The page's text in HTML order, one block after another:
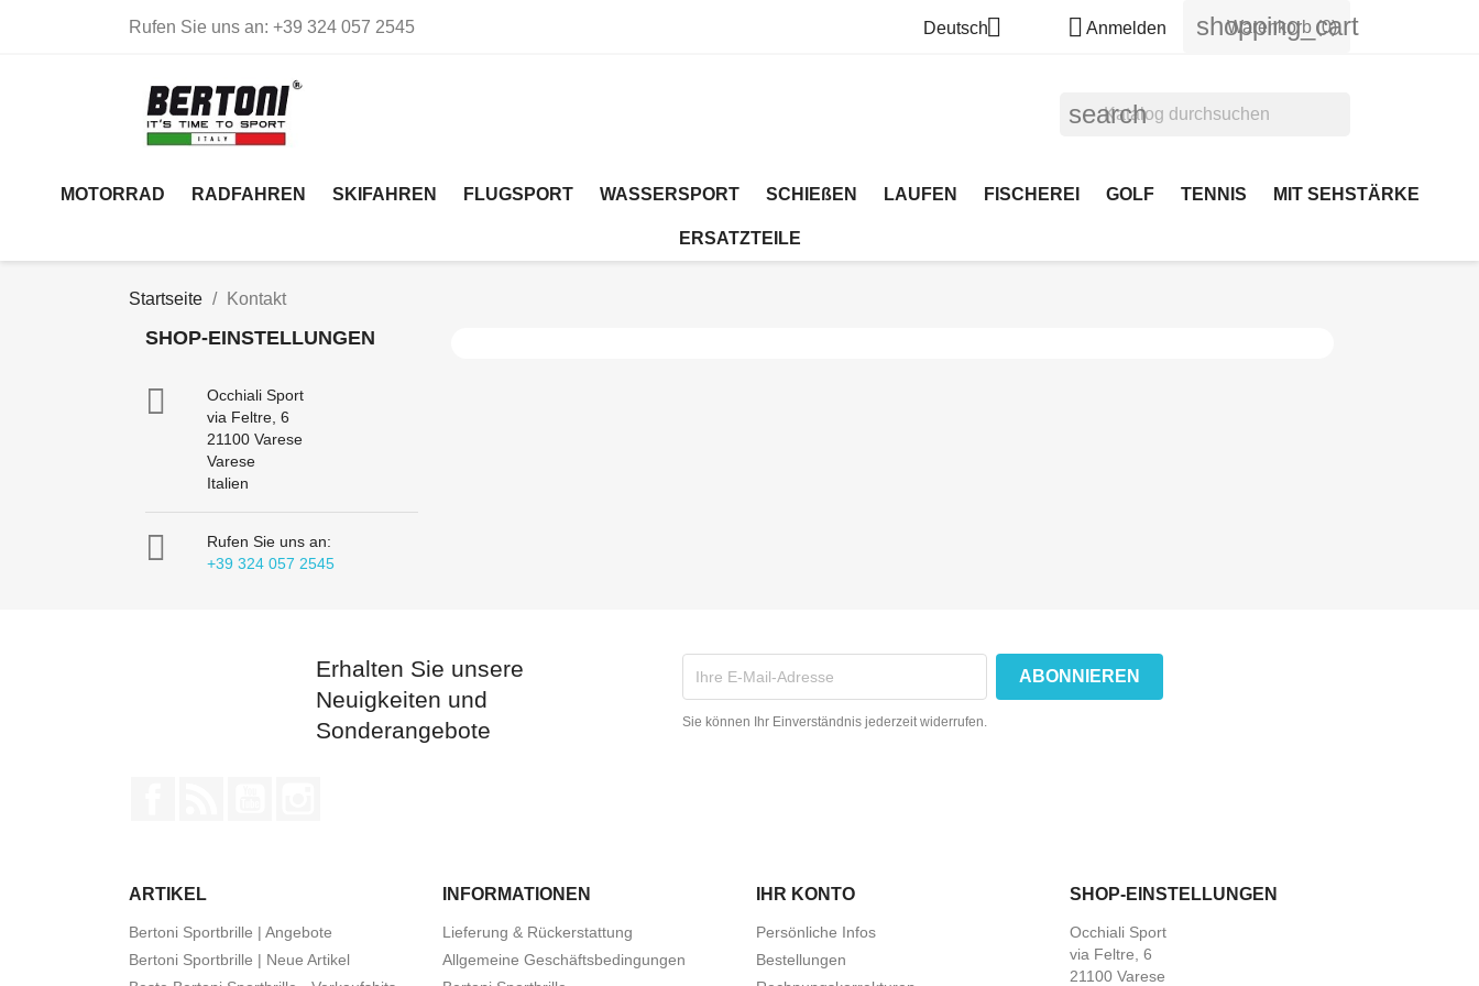
Rufen Sie uns an: +39 324 057 2545 Deutsch  Anmelden shopping_cart
Warenkorb (0)
search
MOTORRAD RADFAHREN SKIFAHREN FLUGSPORT WASSERSPORT SCHIEßEN LAUFEN FISCHEREI GOLF TENNIS MIT SEHSTÄRKE
ERSATZTEILE
Startseite Kontakt
SHOP-EINSTELLUNGEN

Occhiali Sport
via Feltre, 6
21100 Varese
Varese
Italien

Rufen Sie uns an:
+39 324 057 2545
Erhalten Sie unsere
Neuigkeiten und
Sonderangebote
Sie können Ihr Einverständnis jederzeit widerrufen.
ARTIKEL
Bertoni Sportbrille | Angebote
Bertoni Sportbrille | Neue Artikel
INFORMATIONEN
Lieferung & Rückerstattung
Allgemeine Geschäftsbedingungen
IHR KONTO
Persönliche Infos
Bestellungen
SHOP-EINSTELLUNGEN
Occhiali Sport
via Feltre, 6
21100 Varese